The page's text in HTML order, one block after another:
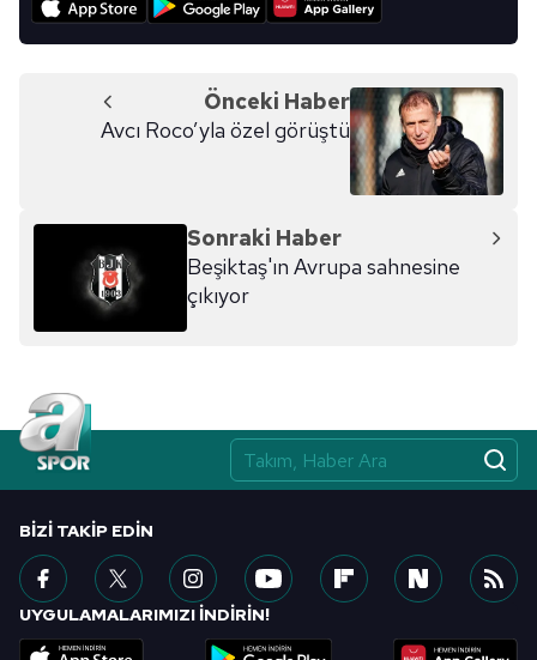
Önceki Haber
Avcı Roco’yla özel görüştü
Sonraki Haber
Beşiktaş'ın Avrupa sahnesine
çıkıyor
BIZI TAKIP EDIN
UYGULAMALARIMIZI İNDİRİN!